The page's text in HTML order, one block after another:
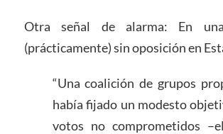
Otra señal de alarma: En
(prácticamente) sin oposición en
“Una coalición de grupos
había fijado un modesto
votos no comprometidos